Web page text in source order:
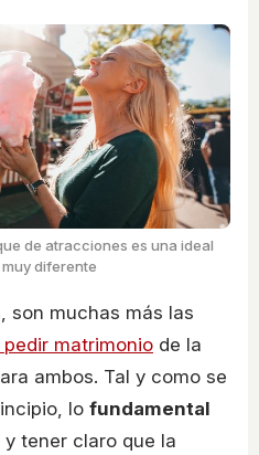
de atracciones es una ideal
diferente
son muchas más las
pedir matrimonio de la
ambos. Tal y como se
lo fundamental
y tener claro que la